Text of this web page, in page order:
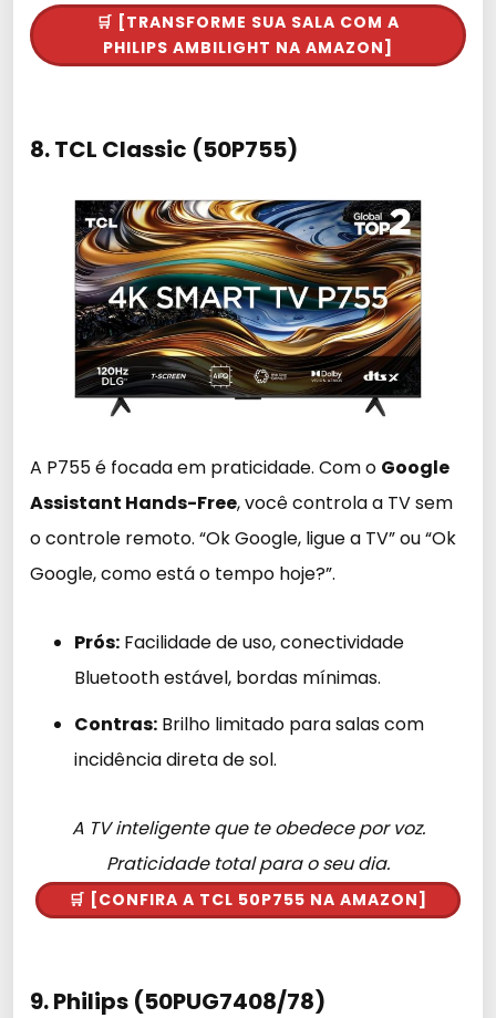
🛒 [TRANSFORME SUA SALA COM A
PHILIPS AMBILIGHT NA AMAZON]
8. TCL Classic (50P755)
A P755 é focada em praticidade. Com o Google
Assistant Hands-Free, você controla a TV sem
o controle remoto. “Ok Google, ligue a TV” ou “Ok
Google, como está o tempo hoje?”.
Prós: Facilidade de uso, conectividade
Bluetooth estável, bordas mínimas.
Contras: Brilho limitado para salas com
incidência direta de sol.
A TV inteligente que te obedece por voz.
Praticidade total para o seu dia.
🛒 [CONFIRA A TCL 50P755 NA AMAZON]
9. Philips (50PUG7408/78)